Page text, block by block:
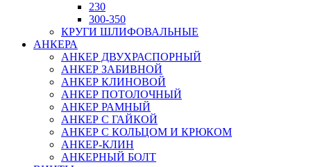
230
300-350
КРУГИ ШЛИФОВАЛЬНЫЕ
АНКЕРА
АНКЕР ДВУХРАСПОРНЫЙ
АНКЕР ЗАБИВНОЙ
АНКЕР КЛИНОВОЙ
АНКЕР ПОТОЛОЧНЫЙ
АНКЕР РАМНЫЙ
АНКЕР С ГАЙКОЙ
АНКЕР С КОЛЬЦОМ И КРЮКОМ
АНКЕР-КЛИН
АНКЕРНЫЙ БОЛТ